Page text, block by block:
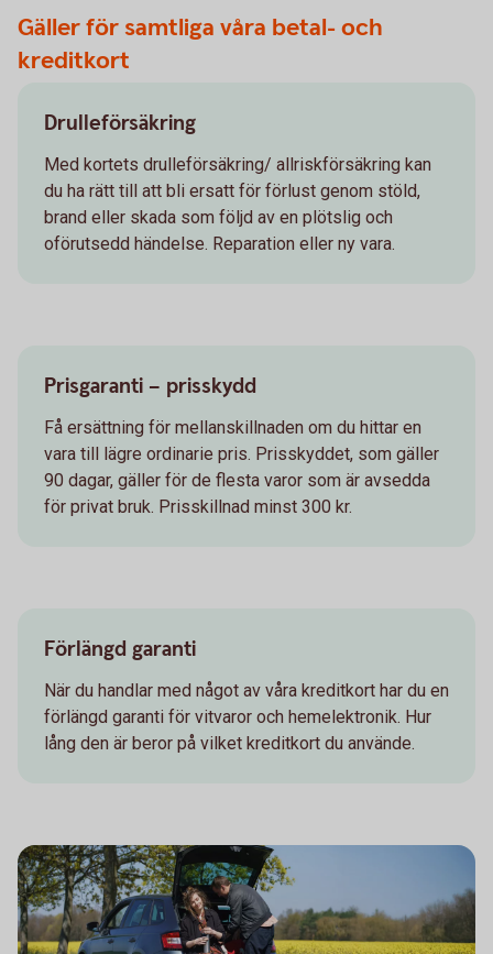
Gäller för samtliga våra betal- och
kreditkort
Drulleförsäkring
Med kortets drulleförsäkring/ allriskförsäkring kan
du ha rätt till att bli ersatt för förlust genom stöld,
brand eller skada som följd av en plötslig och
oförutsedd händelse. Reparation eller ny vara.
Prisgaranti – prisskydd
Få ersättning för mellanskillnaden om du hittar en
vara till lägre ordinarie pris. Prisskyddet, som gäller
90 dagar, gäller för de flesta varor som är avsedda
för privat bruk. Prisskillnad minst 300 kr.
Förlängd garanti
När du handlar med något av våra kreditkort har du en
förlängd garanti för vitvaror och hemelektronik. Hur
lång den är beror på vilket kreditkort du använde.